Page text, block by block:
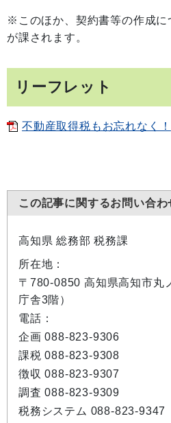
※このほか、契約書等の作成に
が課されます。
リーフレット
不動産取得税もお忘れなく
この記事に関するお問い合わ
高知県 総務部 税務課
所在地：
〒780-0850 高知県高知市丸
庁舎3階）
電話：
企画 088-823-9306
課税 088-823-9308
徴収 088-823-9307
調査 088-823-9309
税務システム 088-823-9347